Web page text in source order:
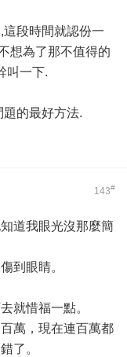
段時間就認份一
想為了那不值得的
叫一下.
的最好方法.
143#
道我眼光沒那麼簡
到眼睛。
就惜福一點。
萬，現在連百萬都
了。